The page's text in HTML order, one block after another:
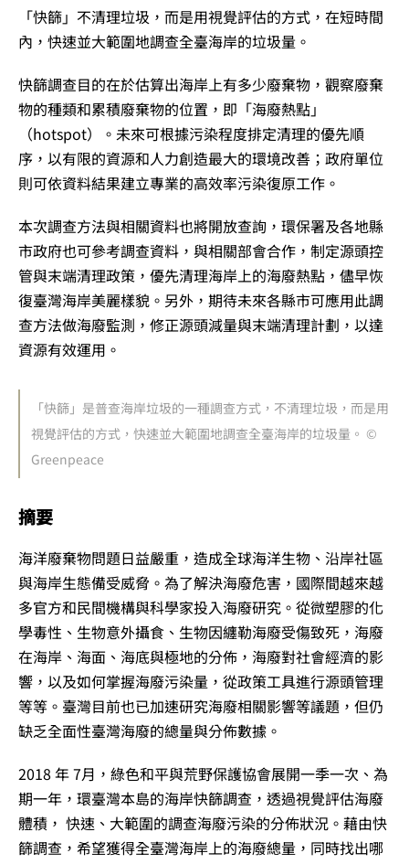
「快篩」不清理垃圾，而是用視覺評估的方式，在短時間
內，快速並大範圍地調查全臺海岸的垃圾量。
快篩調查目的在於估算出海岸上有多少廢棄物，觀察廢棄
物的種類和累積廢棄物的位置，即「海廢熱點」
（hotspot）。未來可根據污染程度排定清理的優先順
序，以有限的資源和人力創造最大的環境改善；政府單位
則可依資料結果建立專業的高效率污染復原工作。
本次調查方法與相關資料也將開放查詢，環保署及各地縣
市政府也可參考調查資料，與相關部會合作，制定源頭控
管與末端清理政策，優先清理海岸上的海廢熱點，儘早恢
復臺灣海岸美麗樣貌。另外，期待未來各縣市可應用此調
查方法做海廢監測，修正源頭減量與末端清理計劃，以達
資源有效運用。
「快篩」是普查海岸垃圾的一種調查方式，不清理垃圾，而是用
視覺評估的方式，快速並大範圍地調查全臺海岸的垃圾量。 ©
Greenpeace
摘要
海洋廢棄物問題日益嚴重，造成全球海洋生物、沿岸社區
與海岸生態備受威脅。為了解決海廢危害，國際間越來越
多官方和民間機構與科學家投入海廢研究。從微塑膠的化
學毒性、生物意外攝食、生物因纏勒海廢受傷致死，海廢
在海岸、海面、海底與極地的分佈，海廢對社會經濟的影
響，以及如何掌握海廢污染量，從政策工具進行源頭管理
等等。臺灣目前也已加速研究海廢相關影響等議題，但仍
缺乏全面性臺灣海廢的總量與分佈數據。
2018 年 7月，綠色和平與荒野保護協會展開一季一次、為
期一年，環臺灣本島的海岸快篩調查，透過視覺評估海廢
體積， 快速、大範圍的調查海廢污染的分佈狀況。藉由快
篩調查，希望獲得全臺灣海岸上的海廢總量，同時找出哪